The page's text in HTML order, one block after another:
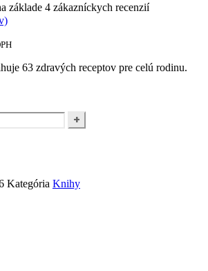
základe 4 zákazníckych recenzií
63 zdravých receptov pre celú rodinu.
Kategória Knihy